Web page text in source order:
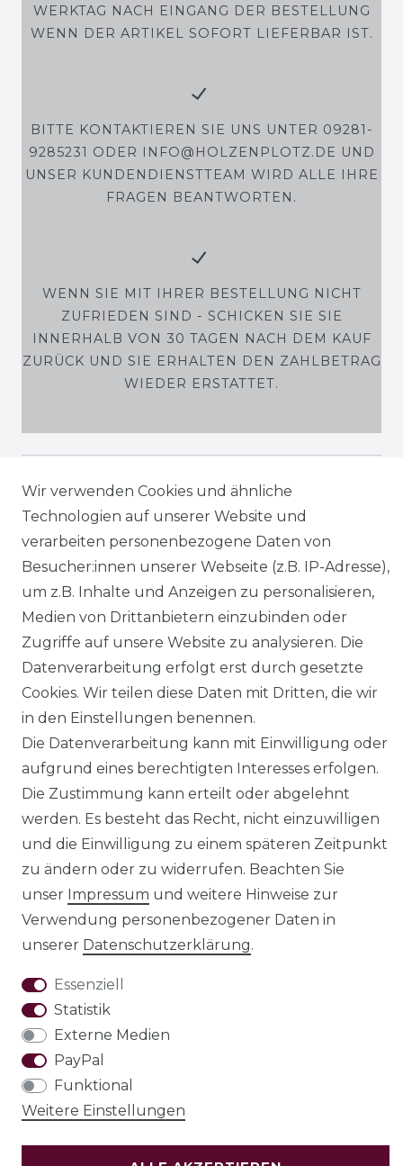
WERKTAG NACH EINGANG DER BESTELLUNG
WENN DER ARTIKEL SOFORT LIEFERBAR IST.
BITTE KONTAKTIEREN SIE UNS UNTER 09281-
9285231 ODER INFO@HOLZENPLOTZ.DE UND
UNSER KUNDENDIENSTTEAM WIRD ALLE IHRE
FRAGEN BEANTWORTEN.
WENN SIE MIT IHRER BESTELLUNG NICHT
ZUFRIEDEN SIND - SCHICKEN SIE SIE
INNERHALB VON 30 TAGEN NACH DEM KAUF
ZURÜCK UND SIE ERHALTEN DEN ZAHLBETRAG
WIEDER ERSTATTET.
SHOP
MEIN KONTO
SERVICE
Holzenplotz
Impressum Daten­schutz­erklärung
AGB Barrierefreiheitserklärung
VERTRAG WIDERRUFEN
© Copyright 2026 | Alle Rechte vorbehalten.
Wir verwenden Cookies und ähnliche
Technologien auf unserer Website und
verarbeiten personenbezogene Daten von
Besucher:innen unserer Webseite (z.B. IP-Adresse),
um z.B. Inhalte und Anzeigen zu personalisieren,
Medien von Drittanbietern einzubinden oder
Zugriffe auf unsere Website zu analysieren. Die
Datenverarbeitung erfolgt erst durch gesetzte
Cookies. Wir teilen diese Daten mit Dritten, die wir
in den Einstellungen benennen.
Die Datenverarbeitung kann mit Einwilligung oder
aufgrund eines berechtigten Interesses erfolgen.
Die Zustimmung kann erteilt oder abgelehnt
werden. Es besteht das Recht, nicht einzuwilligen
und die Einwilligung zu einem späteren Zeitpunkt
zu ändern oder zu widerrufen. Beachten Sie
unser Impressum und weitere Hinweise zur
Verwendung personenbezogener Daten in
unserer Daten­schutz­erklärung.
Essenziell
Statistik
Externe Medien
PayPal
Funktional
Weitere Einstellungen